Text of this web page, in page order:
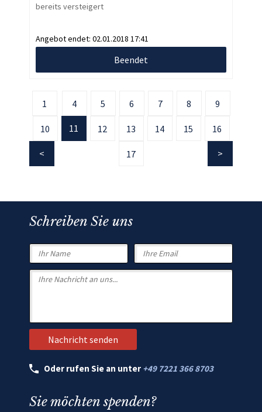
bereits versteigert
Angebot endet: 02.01.2018 17:41
Beendet
1 4 5 6 7 8 9
10 11 12 13 14 15 16
17
Schreiben Sie uns
Oder rufen Sie an unter +49 7221 366 8703
Sie möchten spenden?